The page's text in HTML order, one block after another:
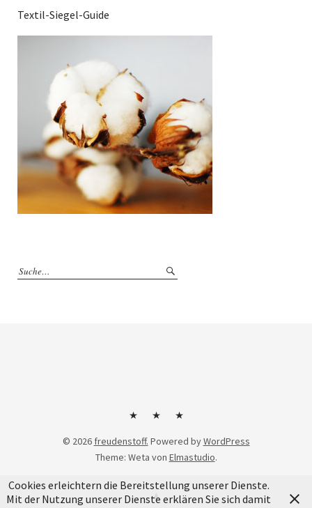
Textil-Siegel-Guide
KontaktImpressumDatenschutzerklärung
© 2026 freudenstoff. Powered byWordPress
Theme: Weta von Elmastudio.
Cookies erleichtern die Bereitstellung unserer Dienste.
Mit der Nutzung unserer Dienste erklären Sie sich damit